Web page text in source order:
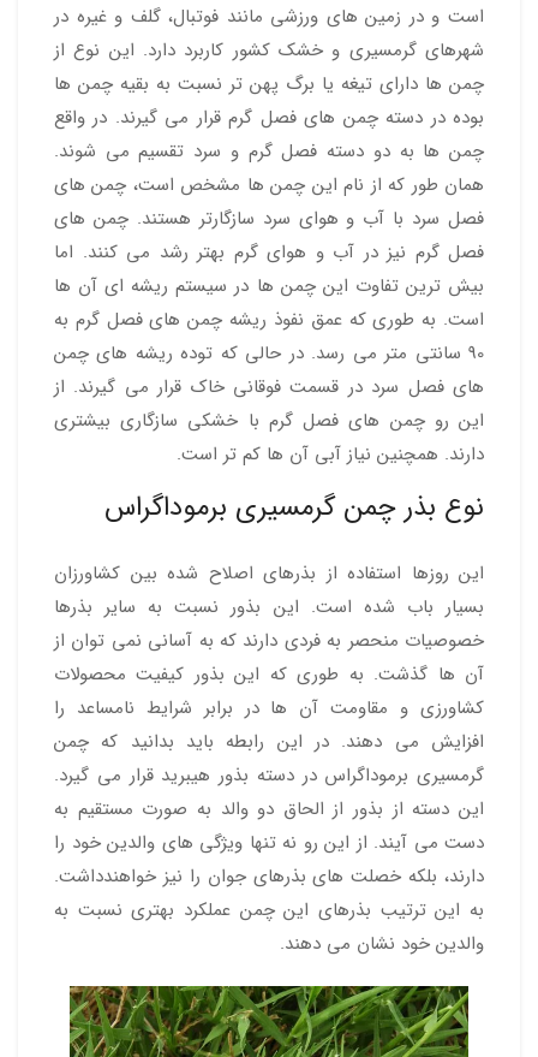
است و در زمین های ورزشی مانند فوتبال، گلف و غیره در
شهرهای گرمسیری و خشک کشور کاربرد دارد. این نوع از
چمن ها دارای تیغه یا برگ پهن تر نسبت به بقیه چمن ها
بوده در دسته چمن های فصل گرم قرار می گیرند. در واقع
چمن ها به دو دسته فصل گرم و سرد تقسیم می شوند.
همان طور که از نام این چمن ها مشخص است، چمن های
فصل سرد با آب و هوای سرد سازگارتر هستند. چمن های
فصل گرم نیز در آب و هوای گرم بهتر رشد می کنند. اما
بیش ترین تفاوت این چمن ها در سیستم ریشه ای آن ها
است. به طوری که عمق نفوذ ریشه چمن های فصل گرم به
90 سانتی متر می رسد. در حالی که توده ریشه های چمن
های فصل سرد در قسمت فوقانی خاک قرار می گیرند. از
این رو چمن های فصل گرم با خشکی سازگاری بیشتری
دارند. همچنین نیاز آبی آن ها کم تر است.
نوع بذر چمن گرمسیری برموداگراس
این روزها استفاده از بذرهای اصلاح شده بین کشاورزان
بسیار باب شده است. این بذور نسبت به سایر بذرها
خصوصیات منحصر به فردی دارند که به آسانی نمی توان از
آن ها گذشت. به طوری که این بذور کیفیت محصولات
کشاورزی و مقاومت آن ها در برابر شرایط نامساعد را
افزایش می دهند. در این رابطه باید بدانید که چمن
گرمسیری برموداگراس در دسته بذور هیبرید قرار می گیرد.
این دسته از بذور از الحاق دو والد به صورت مستقیم به
دست می آیند. از این رو نه تنها ویژگی های والدین خود را
دارند، بلکه خصلت های بذرهای جوان را نیز خواهندداشت.
به این ترتیب بذرهای این چمن عملکرد بهتری نسبت به
والدین خود نشان می دهند.